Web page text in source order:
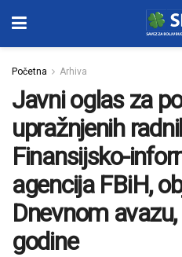
Početna Arhiva
Javni oglas za
upražnjenih
Finansijsko-
agencija FBiH,
Dnevnom
godine